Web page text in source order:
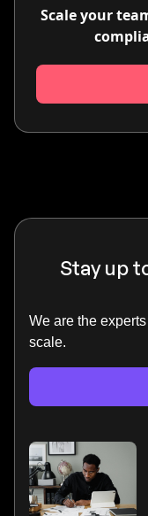
Scale your
Stay up
We are the
scale.